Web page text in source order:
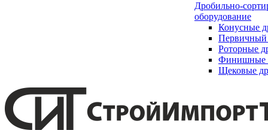
Дробильно-
оборудование
Конусные
Первичный
Роторные
Финишные
Щековые